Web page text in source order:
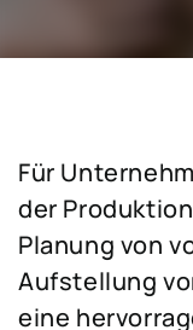
Für
der
Planung von
Aufstellung
eine